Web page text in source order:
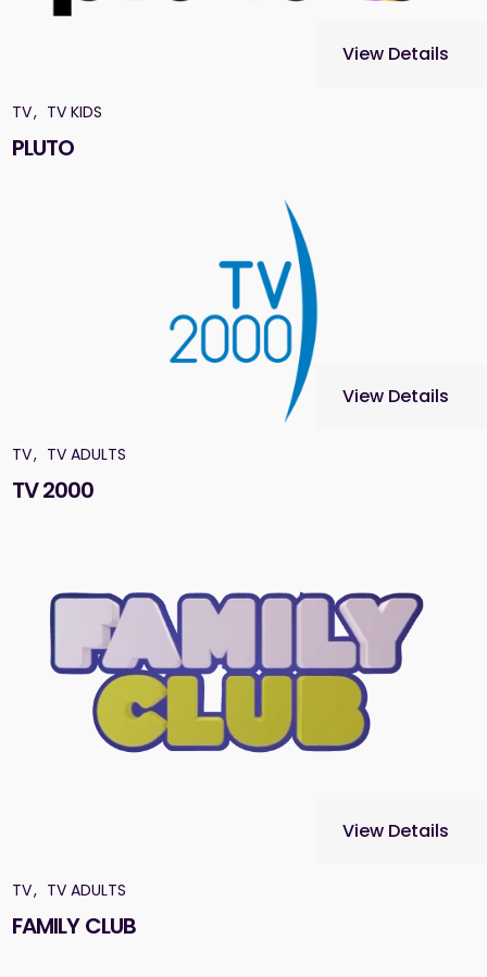
TV TV KIDS
PLUTO
View Details
TV TV ADULTS
TV 2000
View Details
TV TV ADULTS
FAMILY CLUB
View Details